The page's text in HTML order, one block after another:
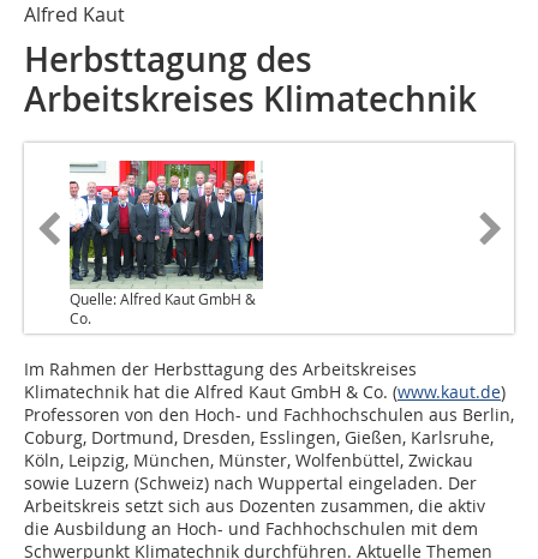
Alfred Kaut
Herbsttagung des
Arbeitskreises Klimatechnik
Quelle: Alfred Kaut GmbH &
Co.
Im Rahmen der Herbsttagung des Arbeitskreises
Klimatechnik hat die Alfred Kaut GmbH & Co. (www.kaut.de)
Professoren von den Hoch- und Fachhochschulen aus Berlin,
Coburg, Dortmund, Dresden, Esslingen, Gießen, Karlsruhe,
Köln, Leipzig, München, Münster, Wolfenbüttel, Zwickau
sowie Luzern (Schweiz) nach Wuppertal eingeladen. Der
Arbeitskreis setzt sich aus Dozenten zusammen, die aktiv
die Ausbildung an Hoch- und Fachhochschulen mit dem
Schwerpunkt Klimatechnik durchführen. Aktuelle Themen